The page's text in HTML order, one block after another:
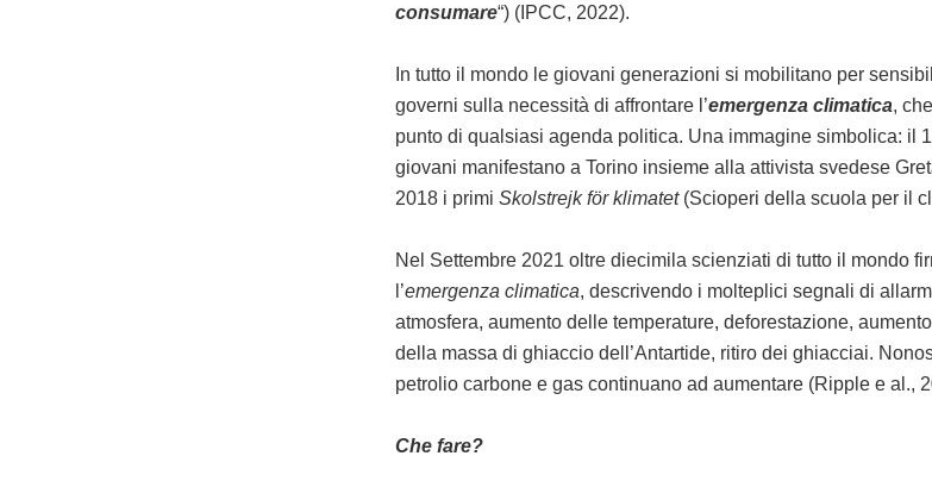
consumare“) (IPCC, 2022).
In tutto il mondo le giovani generazioni si mobilitano per
governi sulla necessità di affrontare l’emergenza climatica,
punto di qualsiasi agenda politica. Una immagine simbolica: il
giovani manifestano a Torino insieme alla attivista svedese
2018 i primi Skolstrejk för klimatet(Scioperi della scuola per il
Nel Settembre 2021 oltre diecimila scienziati di tutto il mondo
l’emergenza climatica, descrivendo i molteplici segnali di
atmosfera, aumento delle temperature, deforestazione,
della massa di ghiaccio dell’Antartide, ritiro dei ghiacciai.
petrolio carbone e gas continuano ad aumentare (Ripple e al.,
Che fare?